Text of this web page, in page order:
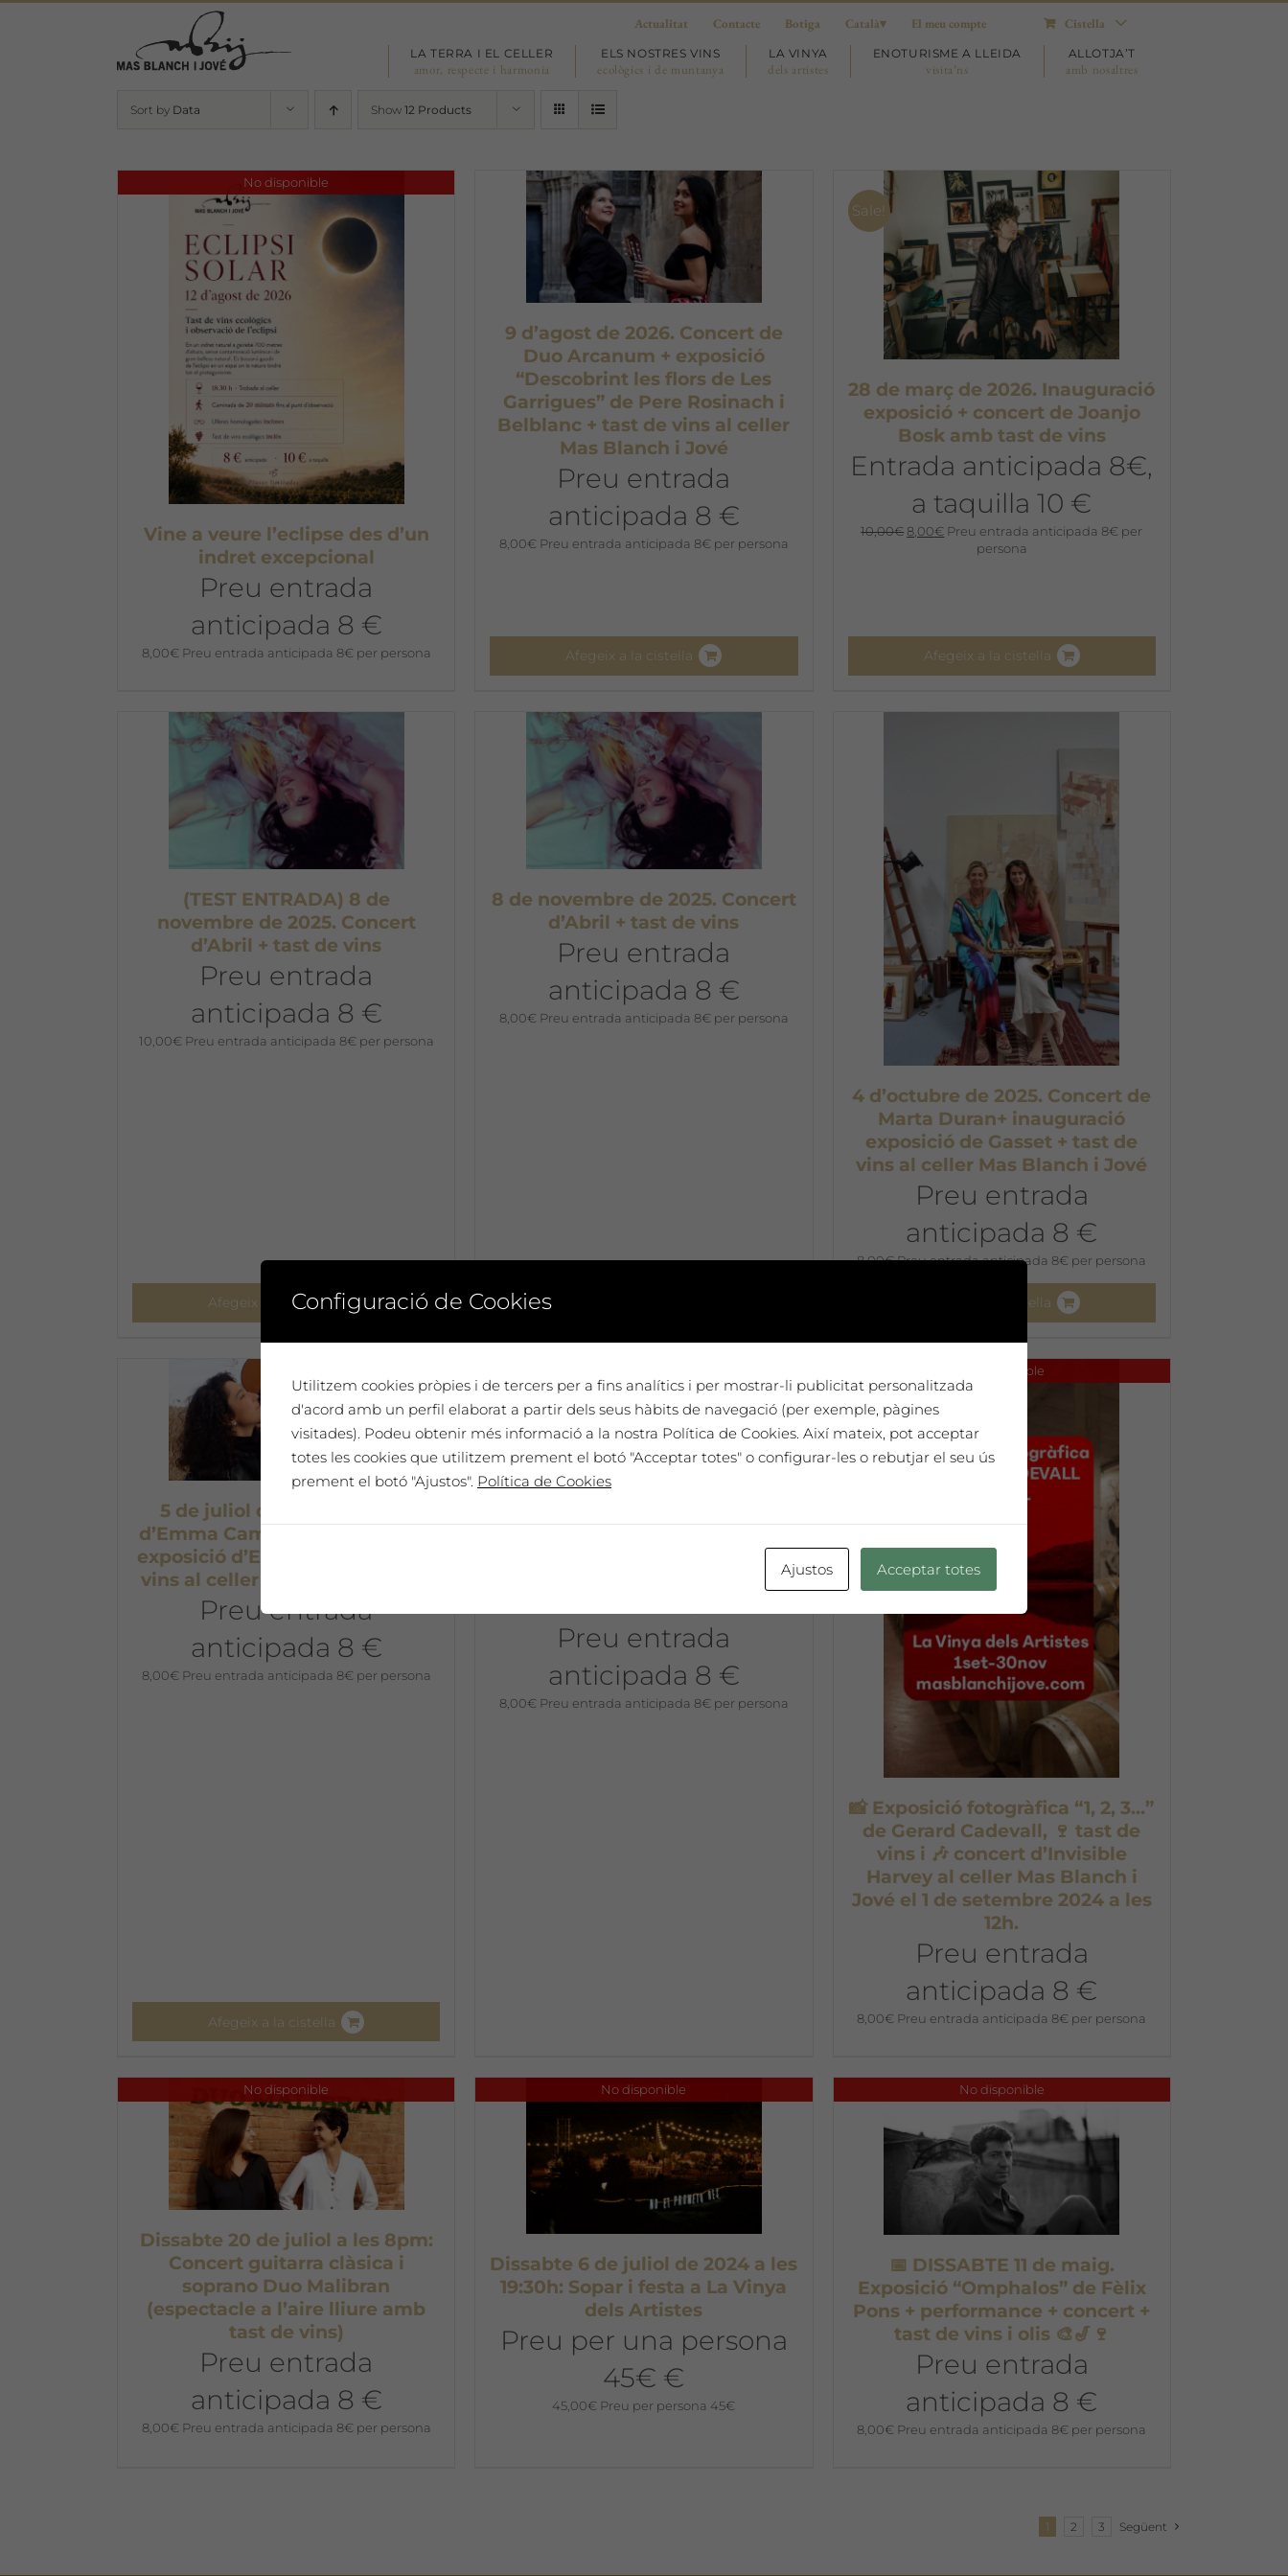
Actualitat Contacte Botiga Català El meu compte Cistella
LA TERRA I EL CELLER
amor, respecte i harmonia
ELS NOSTRES VINS
ecològics i de muntanya
LA VINYA
dels artistes
ENOTURISME A LLEIDA
visita’ns
ALLOTJA’T
amb nosaltres
Sort by Data Show 12 Products
No disponible
Vine a veure l’eclipse des d’un
indret excepcional
Preu entrada
anticipada 8 €
8,00€ Preu entrada anticipada 8€ per persona
9 d’agost de 2026. Concert de
Duo Arcanum + exposició
“Descobrint les flors de Les
Garrigues” de Pere Rosinach i
Belblanc + tast de vins al celler
Mas Blanch i Jové
Preu entrada
anticipada 8 €
8,00€ Preu entrada anticipada 8€ per persona
Afegeix a la cistella
Sale!
28 de març de 2026. Inauguració
exposició + concert de Joanjo
Bosk amb tast de vins
Entrada anticipada 8€,
a taquilla 10 €
10,00€ El
8,00€ El
Preu entrada anticipada 8€ per
persona
Afegeix a la cistella
(TEST ENTRADA) 8 de
novembre de 2025. Concert
d’Abril + tast de vins
Preu entrada
anticipada 8 €
10,00€ Preu entrada anticipada 8€ per persona
Afegeix a la cistella
8 de novembre de 2025. Concert
d’Abril + tast de vins
Preu entrada
anticipada 8 €
8,00€ Preu entrada anticipada 8€ per persona
4 d’octubre de 2025. Concert de
Marta Duran+ inauguració
exposició de Gasset + tast de
vins al celler Mas Blanch i Jové
Preu entrada
anticipada 8 €
8,00€Preu entrada anticipada 8€ per persona
Afegeix a la cistella
5 de juliol de 2025. Concert
d’Emma Campàs + inauguració
exposició d’Eloy Sarrat + tast de
vins al celler Mas Blanch i Jové
Preu entrada
anticipada 8 €
8,00€ Preu entrada anticipada 8€ per persona
Afegeix a la cistella
Un vespre de música i vins amb
Olga Zoet – 12 d’octubre, 18:30h
Preu entrada
anticipada 8 €
8,00€ Preu entrada anticipada 8€ per persona
No disponible
📸 Exposició fotogràfica “1, 2, 3…”
de Gerard Cadevall, 🍷 tast de
vins i 🎶 concert d’Invisible
Harvey al celler Mas Blanch i
Jové el 1 de setembre 2024 a les
12h.
Preu entrada
anticipada 8 €
8,00€ Preu entrada anticipada 8€ per persona
No disponible
Dissabte 20 de juliol a les 8pm:
Concert guitarra clàsica i
soprano Duo Malibran
(espectacle a l’aire lliure amb
tast de vins)
Preu entrada
anticipada 8 €
8,00€ Preu entrada anticipada 8€ per persona
No disponible
Dissabte 6 de juliol de 2024 a les
19:30h: Sopar i festa a La Vinya
dels Artistes
Preu per una persona
45€ €
45,00€ Preu per persona 45€
No disponible
📅 DISSABTE 11 de maig.
Exposició “Omphalos” de Fèlix
Pons + performance + concert +
tast de vins i olis 🎨🎷🍷
Preu entrada
anticipada 8 €
8,00€ Preu entrada anticipada 8€ per persona
1 2 3 Següent
Configuració de Cookies
Utilitzem cookies pròpies i de tercers per a fins analítics i per mostrar-li publicitat personalitzada
d'acord amb un perfil elaborat a partir dels seus hàbits de navegació (per exemple, pàgines
visitades). Podeu obtenir més informació a la nostra Política de Cookies. Així mateix, pot acceptar
totes les cookies que utilitzem prement el botó "Acceptar totes" o configurar-les o rebutjar el seu ús
prement el botó "Ajustos". Política de Cookies
Ajustos Acceptar totes